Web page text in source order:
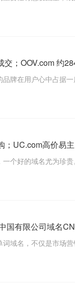
；OOV.com 约
牌在用户心中占据
；UC.com高价易
一个好的域名尤为珍贵
国有限公司域名
域名，不仅是市场